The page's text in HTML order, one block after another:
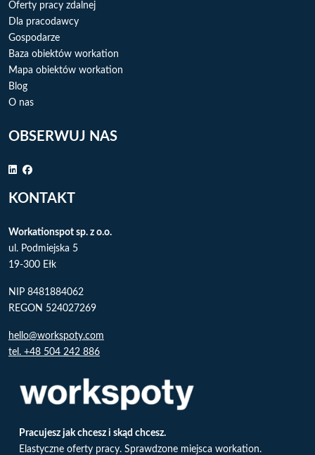
Pracujesz jak chcesz i skąd chcesz.
Elastyczne oferty pracy. Sprawdzone miejsca workation.
Oferty pracy zdalnej
Dla pracodawcy
Gospodarze
Baza obiektów workation
Mapa obiektów workation
Blog
O nas
OBSERWUJ NAS
KONTAKT
Workationspot sp. z o.o.
ul. Podmiejska 5
19-300 Ełk
NIP 8481884062
REGON 524027269
hello@workspoty.com
tel. +48 504 242 886